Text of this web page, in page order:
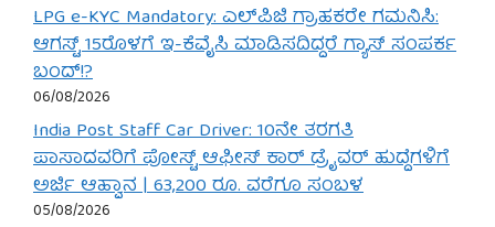
LPG e-KYC Mandatory: ಎಲ್‌ಪಿಜಿ ಗ್ರಾಹಕರೇ ಗಮನಿಸಿ:
ಆಗಸ್ಟ್ 15ರೊಳಗೆ ಇ-ಕೆವೈಸಿ ಮಾಡಿಸದಿದ್ದರೆ ಗ್ಯಾಸ್ ಸಂಪರ್ಕ
ಬಂದ್!?
06/08/2026
India Post Staff Car Driver: 10ನೇ ತರಗತಿ
ಪಾಸಾದವರಿಗೆ ಪೋಸ್ಟ್ ಆಫೀಸ್ ಕಾರ್ ಡ್ರೈವರ್ ಹುದ್ದೆಗಳಿಗೆ
ಅರ್ಜಿ ಆಹ್ವಾನ | 63,200 ರೂ. ವರೆಗೂ ಸಂಬಳ
05/08/2026